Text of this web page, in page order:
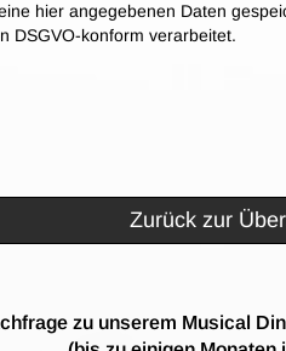
hier angegebenen Daten
DSGVO-konform verarbeitet.
Zurück zur
zu unserem Musical